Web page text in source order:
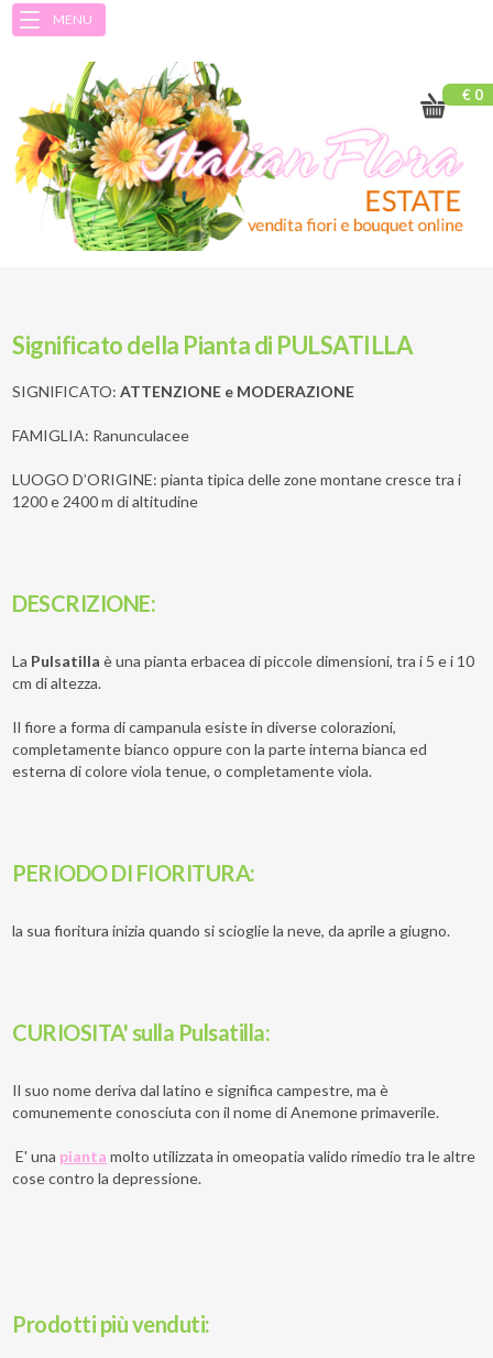
MENU
€ 0
Significato della Pianta di PULSATILLA
SIGNIFICATO:ATTENZIONE e MODERAZIONE
FAMIGLIA: Ranunculacee
LUOGO D’ORIGINE: pianta tipica delle zone montane cresce tra i
1200 e 2400 m di altitudine
DESCRIZIONE:
La Pulsatillaè una pianta erbacea di piccole dimensioni, tra i 5 e i 10
cm di altezza.
Il fiore a forma di campanula esiste in diverse colorazioni,
completamente bianco oppure con la parte interna bianca ed
esterna di colore viola tenue, o completamente viola.
PERIODO DI FIORITURA:
la sua fioritura inizia quando si scioglie la neve, da aprile a giugno.
CURIOSITA' sulla Pulsatilla:
Il suo nome deriva dal latino e significa campestre, ma è
comunemente conosciuta con il nome di Anemone primaverile.
E' una pianta molto utilizzata in omeopatia valido rimedio tra le altre
cose contro la depressione.
Prodotti più venduti: